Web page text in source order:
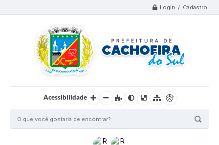
Login / Cadastro
Acessibilidade